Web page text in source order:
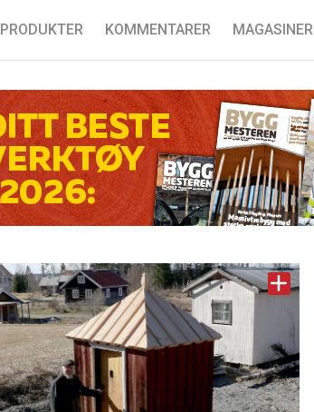
PRODUKTER KOMMENTARER MAGASINER